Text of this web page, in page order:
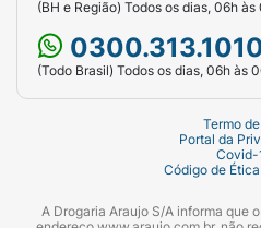
(BH e Região) Todos os dias, 06h às
(Todo Brasil) Todos os dias, 06h às
Termo
Portal da
Covid-
Código de
A Drogaria Araujo S/A informa que